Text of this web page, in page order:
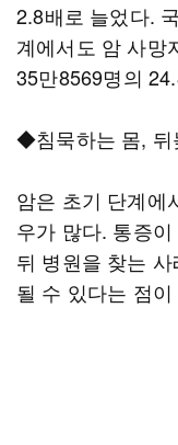
2.8배로 늘었다.
계에서도 암 사망
35만8569명의
◆침묵하는 몸, 뒤
암은 초기 단계에
우가 많다. 통증
뒤 병원을 찾는
될 수 있다는 점